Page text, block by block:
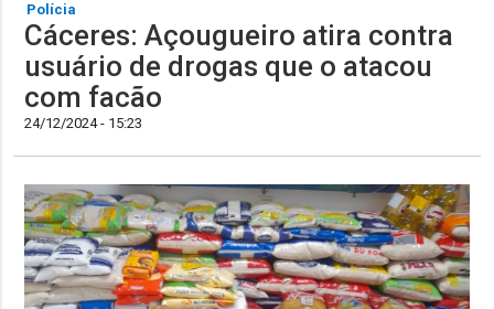
Polícia
Cáceres: Açougueiro atira contra
usuário de drogas que o atacou
com facão
24/12/2024 - 15:23